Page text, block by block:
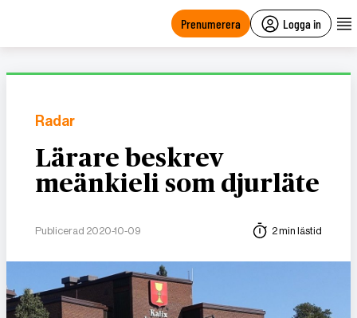
Prenumerera Logga in
Radar
Lärare beskrev
meänkieli som djurläte
Publicerad 2020-10-09 2 min lästid